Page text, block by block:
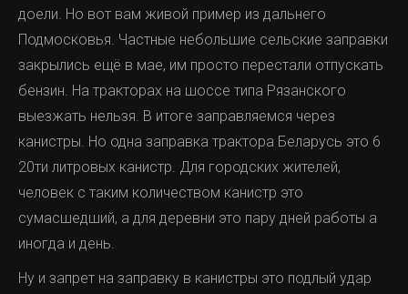
доели. Но вот вам живой пример из дальнего
Подмосковья. Частные небольшие сельские заправки
закрылись ещё в мае, им просто перестали отпускать
бензин. На тракторах на шоссе типа Рязанского
выезжать нельзя. В итоге заправляемся через
канистры. Но одна заправка трактора Беларусь это 6
20ти литровых канистр. Для городских жителей,
человек с таким количеством канистр это
сумасшедший, а для деревни это пару дней работы а
иногда и день.
Ну и запрет на заправку в канистры это подлый удар